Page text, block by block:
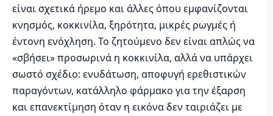
είναι σχετικά ήρεμο και άλλες όπου εμφανίζονται
κνησμός, κοκκινίλα, ξηρότητα, μικρές ρωγμές ή
έντονη ενόχληση. Το ζητούμενο δεν είναι απλώς να
«σβήσει» προσωρινά η κοκκινίλα, αλλά να υπάρχει
σωστό σχέδιο: ενυδάτωση, αποφυγή ερεθιστικών
παραγόντων, κατάλληλο φάρμακο για την έξαρση
και επανεκτίμηση όταν η εικόνα δεν ταιριάζει με